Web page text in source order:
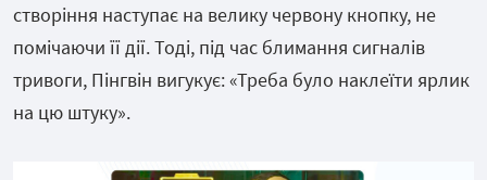
створіння наступає на велику червону кнопку, не
помічаючи її дії. Тоді, під час блимання сигналів
тривоги, Пінгвін вигукує: «Треба було наклеїти ярлик
на цю штуку».